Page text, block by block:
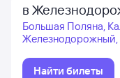
в
Большая Поляна,
Железнодорожный,
Найти билеты